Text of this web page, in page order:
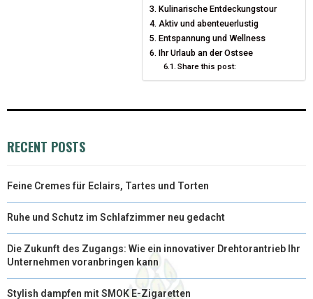
E
S
T
I
N
Kulinarische Entdeckungstour
Aktiv und abenteuerlustig
Entspannung und Wellness
Ihr Urlaub an der Ostsee
Share this post:
RECENT POSTS
Feine Cremes für Eclairs, Tartes und Torten
Ruhe und Schutz im Schlafzimmer neu gedacht
Die Zukunft des Zugangs: Wie ein innovativer Drehtorantrieb Ihr
Unternehmen voranbringen kann
Stylish dampfen mit SMOK E-Zigaretten